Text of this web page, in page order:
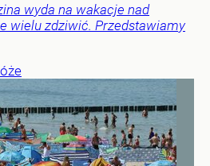
wyda na wakacje nad
wielu zdziwić. Przedstawiamy